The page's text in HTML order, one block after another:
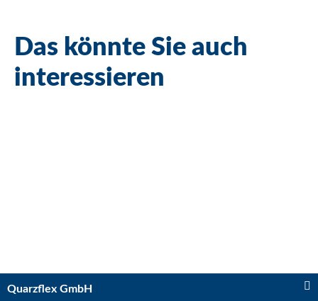
Das könnte Sie auch
interessieren
Quarzflex GmbH